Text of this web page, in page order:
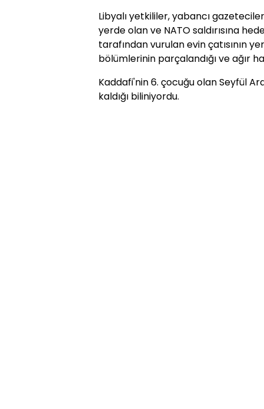
Libyalı yetkililer, yabancı
yerde olan ve NATO saldırısına
tarafından vurulan evin çatısının
bölümlerinin parçalandığı ve ağır
Kaddafi'nin 6. çocuğu olan Seyfül
kaldığı biliniyordu.